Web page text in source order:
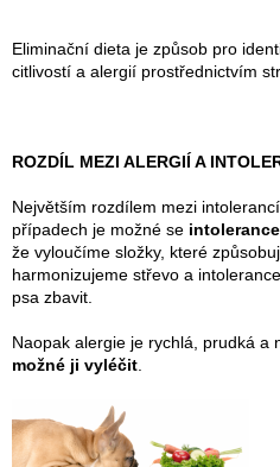
Eliminační dieta je způsob pro
citlivostí a alergií prostřednictvím
ROZDÍL MEZI ALERGIÍ A
Největším rozdílem mezi
případech je možné se
že vyloučíme složky, které
harmonizujeme střevo a
psa zbavit.
Naopak alergie je rychlá, prudká a
možné ji vyléčit